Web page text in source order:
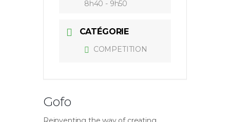
8h40 - 9h50
CATÉGORIE
COMPETITION
Gofo